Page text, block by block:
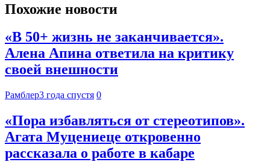
Похожие новости
«В 50+ жизнь не заканчивается».
Алена Апина ответила на критику
своей внешности
Рамблер3 года спустя 0
«Пора избавляться от стереотипов».
Агата Муцениеце откровенно
рассказала о работе в кабаре